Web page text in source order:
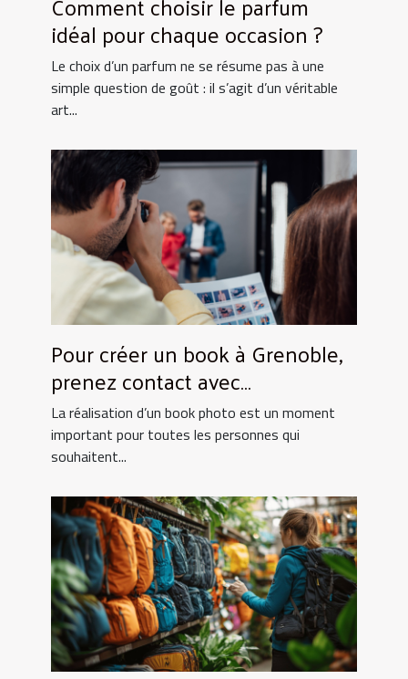
idéal pour chaque occasion ?
Le choix d’un parfum ne se résume pas à une
simple question de goût : il s’agit d’un véritable
art...
Pour créer un book à Grenoble,
prenez contact avec
UtopikPhoto !
La réalisation d’un book photo est un moment
important pour toutes les personnes qui
souhaitent...